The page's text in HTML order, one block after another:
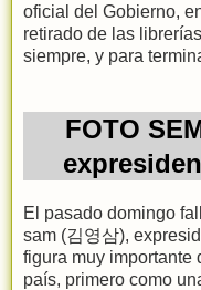
oficial del Gobierno,
retirado de las
siempre, y para
FOTO
El pasado domingo
sam (김영삼),
figura muy importante
país, primero como